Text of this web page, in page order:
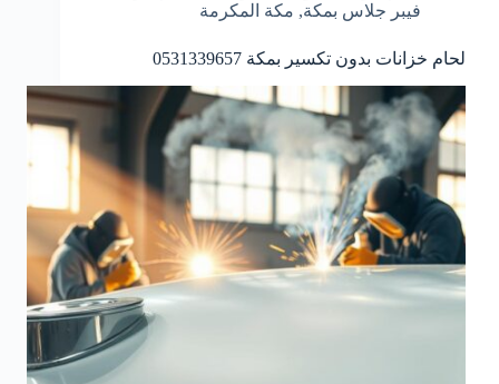
فيبر جلاس بمكة, مكة المكرمة
لحام خزانات بدون تكسير بمكة 0531339657